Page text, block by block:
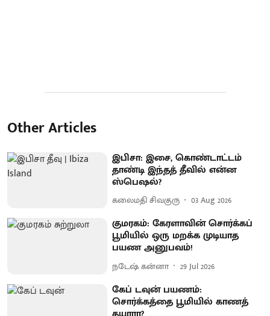
Other Articles
இபிசா: இசை, கொண்டாட்டம்
தாண்டி இந்தத் தீவில் என்ன
ஸ்பெஷல்?
கலைமதி சிவகுரு 03 Aug 2026
குமரகம்: கேரளாவின் சொர்க்கப்
பூமியில் ஒரு மறக்க முடியாத
பயண அனுபவம்!
நடேஷ் கன்னா 29 Jul 2026
கேப் டவுன் பயணம்:
சொர்க்கத்தை பூமியில் காணத்